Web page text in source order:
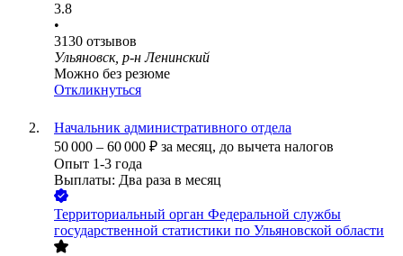
3.8
•
3130 отзывов
Ульяновск, р-н Ленинский
Можно без резюме
Откликнуться
Начальник административного отдела
50 000 – 60 000 ₽ за месяц, до вычета налогов
Опыт 1-3 года
Выплаты: Два раза в месяц
Территориальный орган Федеральной службы
государственной статистики по Ульяновской области